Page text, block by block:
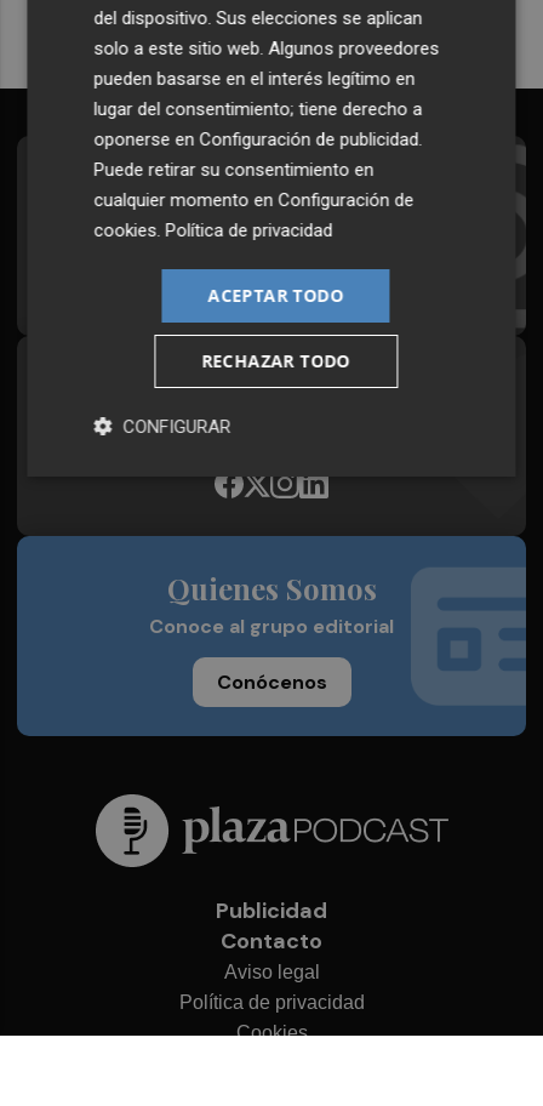
Suscríbete al Boletín
Todos los días a primera hora en tu email
Síguenos en redes
Plaza Podcast, desde cualquier medio
Quienes Somos
Conoce al grupo editorial
Conócenos
Publicidad
Contacto
Aviso legal
Política de privacidad
Cookies
del dispositivo. Sus elecciones se aplican
solo a este sitio web. Algunos proveedores
pueden basarse en el interés legítimo en
lugar del consentimiento; tiene derecho a
oponerse enConfiguración de publicidad.
Puede retirar su consentimiento en
cualquier momento enConfiguración de
cookies.Política de privacidad
ACEPTAR TODO
RECHAZAR TODO
CONFIGURAR